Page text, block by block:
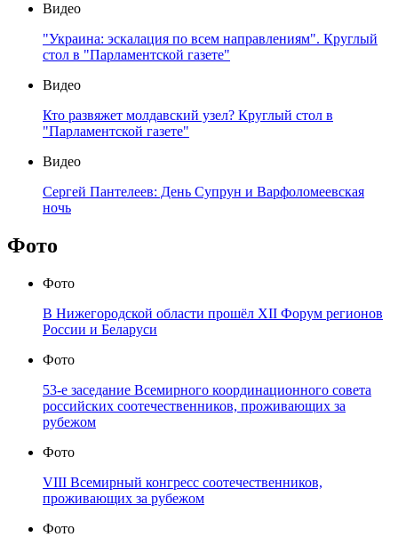
Видео
"Украина: эскалация по всем направлениям". Круглый
стол в "Парламентской газете"
Видео
Кто развяжет молдавский узел? Круглый стол в
"Парламентской газете"
Видео
Сергей Пантелеев: День Супрун и Варфоломеевская
ночь
Фото
Фото
В Нижегородской области прошёл XII Форум регионов
России и Беларуси
Фото
53-е заседание Всемирного координационного совета
российских соотечественников, проживающих за
рубежом
Фото
VIII Всемирный конгресс соотечественников,
проживающих за рубежом
Фото